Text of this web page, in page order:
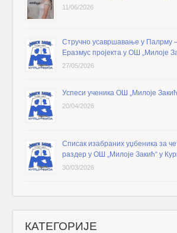
11/06/2026
Стручно усавршавање у Палрму
Еразмус пројекта у ОШ „Милоје
27/05/2026
Успеси ученика ОШ „Милоје
20/04/2026
Списак изабраних уџбеника за
раздер у ОШ „Милоје Закић“ у
30/03/2026
КАТЕГОРИЈЕ